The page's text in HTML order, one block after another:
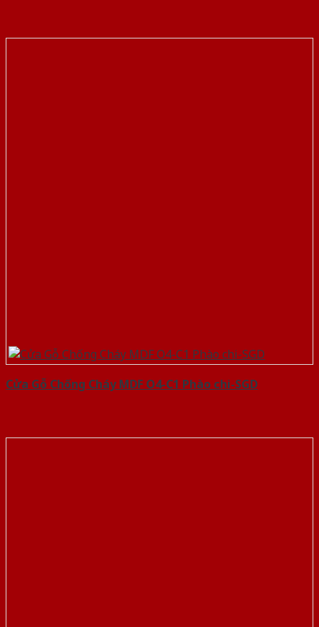
Cửa Gỗ Chống Cháy MDF O4-C1 Phào chi-SGD